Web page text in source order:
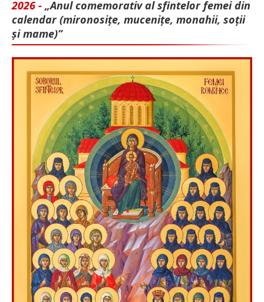
2026 - „Anul comemorativ al sfintelor femei din
calendar (mironosițe, mu­cenițe, monahii, soții
și mame)”